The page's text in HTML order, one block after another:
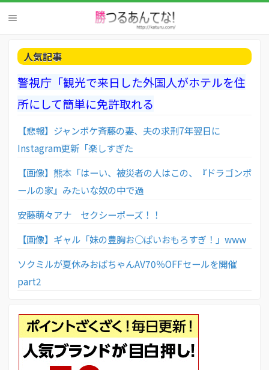
人気記事
警視庁「観光で来日した外国人がホテルを住
所にして簡単に免許取れる
【悲報】ジャンポケ斉藤の妻、夫の求刑7年翌日に
Instagram更新「楽しすぎた
【画像】熊本「はーい、被災者の人はこの、『ドラゴンボ
ールの家』みたいな奴の中で過
安藤萌々アナ セクシーポーズ！！
【画像】ギャル「妹の豊胸お○ぱいおもろすぎ！」www
ソクミルが夏休みおばちゃんAV70％OFFセールを開催
part2